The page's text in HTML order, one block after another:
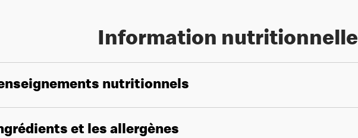
Information nutritionnelle
nutritionnels
et les allergènes